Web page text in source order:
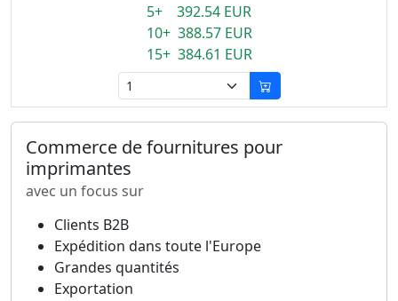
5+ 392.54 EUR
10+ 388.57 EUR
15+ 384.61 EUR
Commerce de fournitures pour
imprimantes
avec un focus sur
Clients B2B
Expédition dans toute l'Europe
Grandes quantités
Exportation